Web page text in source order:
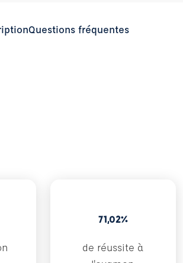
Questions fréquentes
71,02%
de réussite à